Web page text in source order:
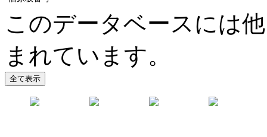
このデータベースには
まれています。